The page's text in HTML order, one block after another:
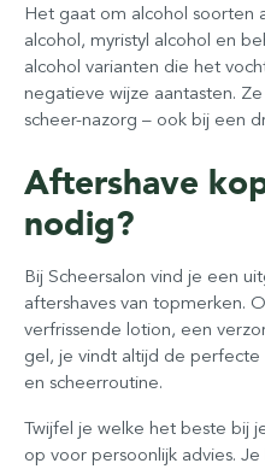
Het gaat om alcohol soorten
alcohol, myristyl alcohol en
alcohol varianten die het
negatieve wijze aantasten.
scheer-nazorg – ook bij een
Aftershave
nodig?
Bij Scheersalon vind je een
aftershaves van topmerken.
verfrissende lotion, een
gel, je vindt altijd de
en scheerroutine.
Twijfel je welke het beste bij
op voor persoonlijk advies.